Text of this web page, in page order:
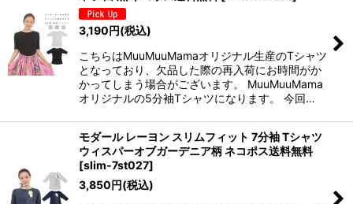
並び順:
絞り込む
3,190円(税込)
こちらはMuuMuuMamaオリジナル生産のTシャツ
となっており、欠品した際の再入荷にお時間がか
かってしまう場合がございます。 MuuMuuMama
オリジナルの5分袖Tシャツになります。 今回…
モダール レーヨン スリムフィット 7分袖 Tシャツ
ウィスパーオブガーデニア柄 ネコポス送料無料
[slim-7st027]
3,850円(税込)